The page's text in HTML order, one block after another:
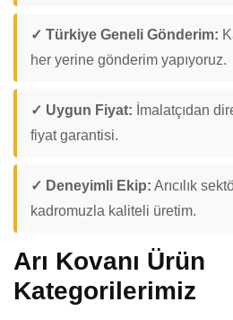
✓ Türkiye Geneli Gönderim:
her yerine gönderim yapıyoruz.
✓ Uygun Fiyat: İmalatçıdan
fiyat garantisi.
✓ Deneyimli Ekip: Arıcılık
kadromuzla kaliteli üretim.
Arı Kovanı Ürün
Kategorilerimiz